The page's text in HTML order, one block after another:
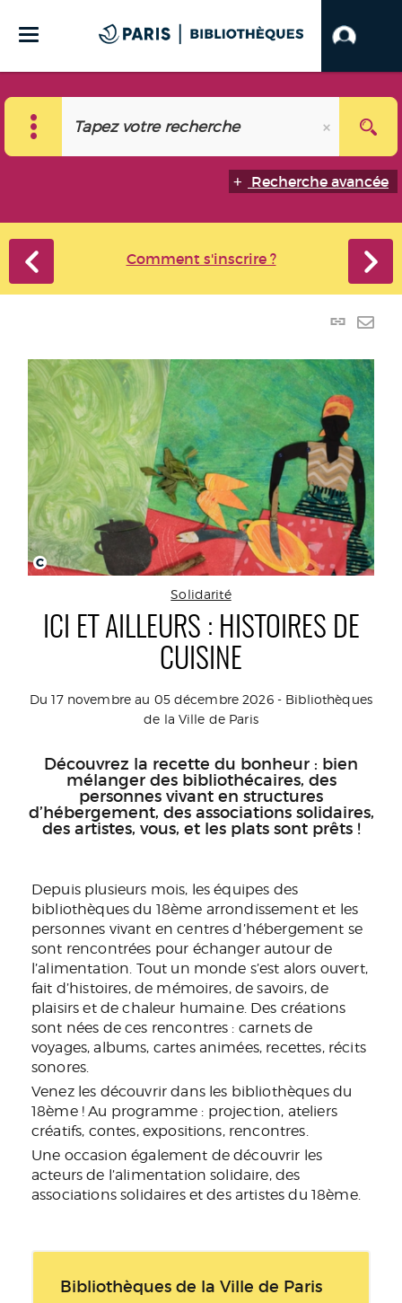
Recherche avancée
Comment s'inscrire ?
Lien
par
mail
C
Solidarité
ICI ET AILLEURS : HISTOIRES DE
CUISINE
Du 17 novembre au 05 décembre 2026 - Bibliothèques
de la Ville de Paris
Découvrez la recette du bonheur : bien
mélanger des bibliothécaires, des
personnes vivant en structures
d’hébergement, des associations solidaires,
des artistes, vous, et les plats sont prêts !
Depuis plusieurs mois, les équipes des
bibliothèques du 18ème arrondissement et les
personnes vivant en centres d’hébergement se
sont rencontrées pour échanger autour de
l’alimentation. Tout un monde s’est alors ouvert,
fait d’histoires, de mémoires, de savoirs, de
plaisirs et de chaleur humaine. Des créations
sont nées de ces rencontres : carnets de
voyages, albums, cartes animées, recettes, récits
sonores.
Venez les découvrir dans les bibliothèques du
18ème ! Au programme : projection, ateliers
créatifs, contes, expositions, rencontres.
Une occasion également de découvrir les
acteurs de l’alimentation solidaire, des
associations solidaires et des artistes du 18ème.
Bibliothèques de la Ville de Paris